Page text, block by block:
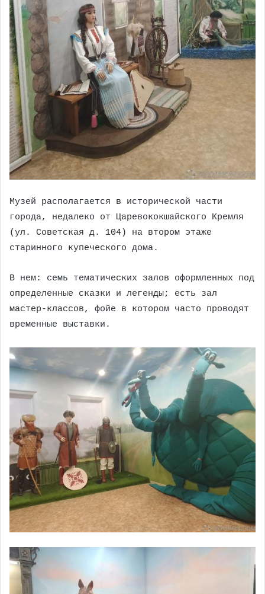
Музей располагается в исторической части
города, недалеко от Царевококшайского Кремля
(ул. Советская д. 104) на втором этаже
старинного купеческого дома.
В нем: семь тематических залов оформленных под
определенные сказки и легенды; есть зал
мастер-классов, фойе в котором часто проводят
временные выставки.